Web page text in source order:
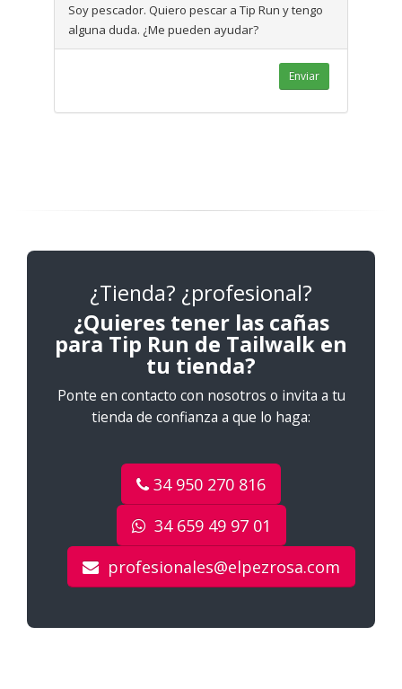
Soy pescador. Quiero pescar a Tip Run y tengo
alguna duda. ¿Me pueden ayudar?
Enviar
¿Tienda? ¿profesional?
¿Quieres tener las cañas
para Tip Run de Tailwalk en
tu tienda?
Ponte en contacto con nosotros o invita a tu
tienda de confianza a que lo haga:
34 950 270 816
34 659 49 97 01
profesionales@elpezrosa.com